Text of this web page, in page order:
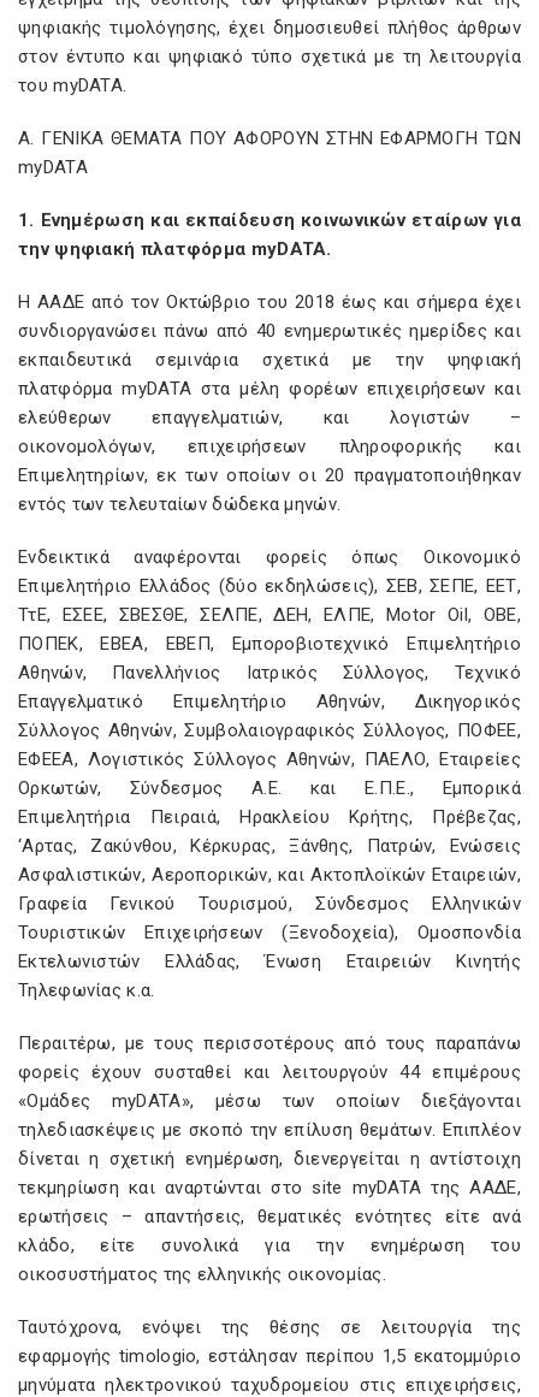
ψηφιακής τιμολόγησης, έχει δημοσιευθεί πλήθος άρθρων
στον έντυπο και ψηφιακό τύπο σχετικά με τη λειτουργία
του myDATA.
Α. ΓΕΝΙΚΑ ΘΕΜΑΤΑ ΠΟΥ ΑΦΟΡΟΥΝ ΣΤΗΝ ΕΦΑΡΜΟΓΗ ΤΩΝ
myDATA
1. Ενημέρωση και εκπαίδευση κοινωνικών εταίρων για
την ψηφιακή πλατφόρμα myDATA.
Η ΑΑΔΕ από τον Οκτώβριο του 2018 έως και σήμερα έχει
συνδιοργανώσει πάνω από 40 ενημερωτικές ημερίδες και
εκπαιδευτικά σεμινάρια σχετικά με την ψηφιακή
πλατφόρμα myDATA στα μέλη φορέων επιχειρήσεων και
ελεύθερων επαγγελματιών, και λογιστών –
οικονομολόγων, επιχειρήσεων πληροφορικής και
Επιμελητηρίων, εκ των οποίων οι 20 πραγματοποιήθηκαν
εντός των τελευταίων δώδεκα μηνών.
Ενδεικτικά αναφέρονται φορείς όπως Οικονομικό
Επιμελητήριο Ελλάδος (δύο εκδηλώσεις), ΣΕΒ, ΣΕΠΕ, ΕΕΤ,
ΤτΕ, ΕΣΕΕ, ΣΒΕΣΘΕ, ΣΕΛΠΕ, ΔΕΗ, ΕΛΠΕ, Motor Oil, ΟΒΕ,
ΠΟΠΕΚ, ΕΒΕΑ, ΕΒΕΠ, Εμποροβιοτεχνικό Επιμελητήριο
Αθηνών, Πανελλήνιος Ιατρικός Σύλλογος, Τεχνικό
Επαγγελματικό Επιμελητήριο Αθηνών, Δικηγορικός
Σύλλογος Αθηνών, Συμβολαιογραφικός Σύλλογος, ΠΟΦΕΕ,
ΕΦΕΕΑ, Λογιστικός Σύλλογος Αθηνών, ΠΑΕΛΟ, Εταιρείες
Ορκωτών, Σύνδεσμος Α.Ε. και Ε.Π.Ε., Εμπορικά
Επιμελητήρια Πειραιά, Ηρακλείου Κρήτης, Πρέβεζας,
‘Αρτας, Ζακύνθου, Κέρκυρας, Ξάνθης, Πατρών, Ενώσεις
Ασφαλιστικών, Αεροπορικών, και Ακτοπλοϊκών Εταιρειών,
Γραφεία Γενικού Τουρισμού, Σύνδεσμος Ελληνικών
Τουριστικών Επιχειρήσεων (Ξενοδοχεία), Ομοσπονδία
Εκτελωνιστών Ελλάδας, Ένωση Εταιρειών Κινητής
Τηλεφωνίας κ.α.
Περαιτέρω, με τους περισσοτέρους από τους παραπάνω
φορείς έχουν συσταθεί και λειτουργούν 44 επιμέρους
«Ομάδες myDATA», μέσω των οποίων διεξάγονται
τηλεδιασκέψεις με σκοπό την επίλυση θεμάτων. Επιπλέον
δίνεται η σχετική ενημέρωση, διενεργείται η αντίστοιχη
τεκμηρίωση και αναρτώνται στο site myDATA της ΑΑΔΕ,
ερωτήσεις – απαντήσεις, θεματικές ενότητες είτε ανά
κλάδο, είτε συνολικά για την ενημέρωση του
οικοσυστήματος της ελληνικής οικονομίας.
Ταυτόχρονα, ενόψει της θέσης σε λειτουργία της
εφαρμογής timologio, εστάλησαν περίπου 1,5 εκατομμύριο
μηνύματα ηλεκτρονικού ταχυδρομείου στις επιχειρήσεις,